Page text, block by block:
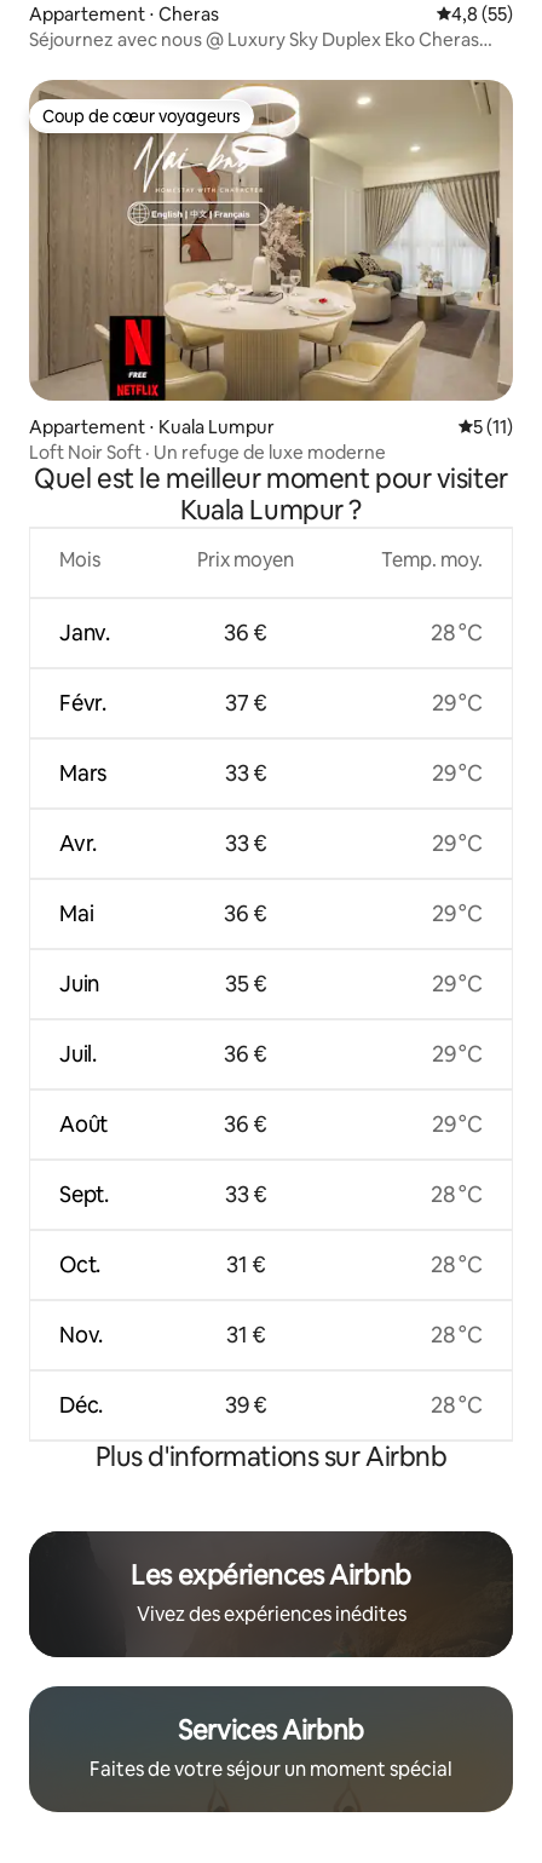
Appartement ⋅ Cheras Évaluation
4,8 (55)
Séjournez avec nous @ Luxury Sky Duplex Eko Cheras
Coup de cœur voyageurs
Coup de cœur voyageurs
Appartement ⋅ Kuala Lumpur
5 (11)
Loft Noir Soft · Un refuge de luxe moderne
Quel est le meilleur moment pour visiter
Kuala Lumpur ?
Mois
Janv.
Févr.
Mars
Avr.
Mai
Juin
Juil.
Août
Sept.
Oct.
Nov.
Déc.
Prix moyen
36 €
37 €
33 €
33 €
36 €
35 €
36 €
36 €
33 €
31 €
31 €
39 €
Temp. moy.
28 °C
29 °C
29 °C
29 °C
29 °C
29 °C
29 °C
29 °C
28 °C
28 °C
28 °C
28 °C
Plus d'informations sur Airbnb
Les expériences Airbnb
Vivez des expériences inédites
Services Airbnb
Faites de votre séjour un moment spécial